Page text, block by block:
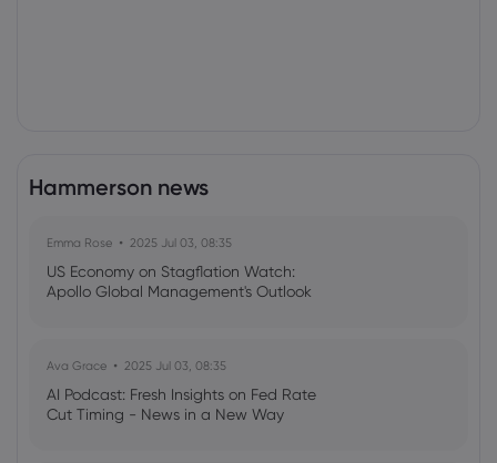
Hammerson news
Emma Rose 2025 Jul 03, 08:35
US Economy on Stagflation Watch:
Apollo Global Management's Outlook
Ava Grace 2025 Jul 03, 08:35
AI Podcast: Fresh Insights on Fed Rate
Cut Timing - News in a New Way